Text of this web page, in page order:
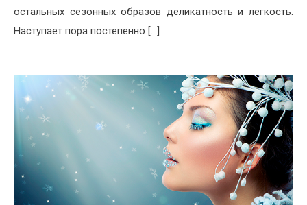
остальных сезонных образов деликатность и легкость.
Наступает пора постепенно […]